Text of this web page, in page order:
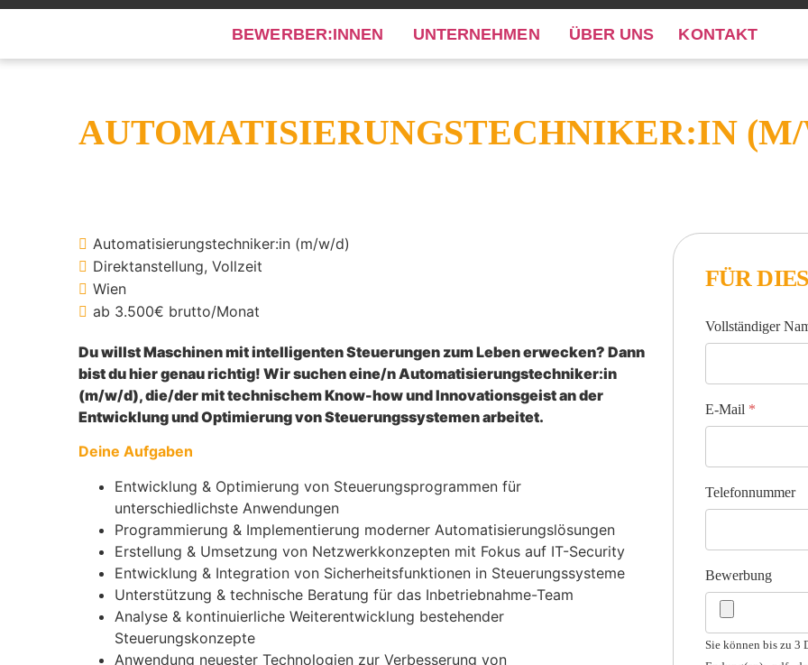
BEWERBER:INNEN UNTERNEHMEN ÜBER UNS KONTAKT
AUTOMATISIERUNGSTECHNIKER:IN
Automatisierungstechniker:in (m/w/d)
Direktanstellung Vollzeit
Wien
ab 3.500€ brutto/Monat
Du willst Maschinen mit intelligenten Steuerungen zum Leben erwecken? Dann
bist du hier genau richtig! Wir suchen eine/n Automatisierungstechniker:in
(m/w/d), die/der mit technischem Know-how und Innovationsgeist an der
Entwicklung und Optimierung von Steuerungssystemen arbeitet.
Deine Aufgaben
Entwicklung & Optimierung von Steuerungsprogrammen für
unterschiedlichste Anwendungen
Programmierung & Implementierung moderner Automatisierungslösungen
Erstellung & Umsetzung von Netzwerkkonzepten mit Fokus auf IT-Security
Entwicklung & Integration von Sicherheitsfunktionen in Steuerungssysteme
Unterstützung & technische Beratung für das Inbetriebnahme-Team
Analyse & kontinuierliche Weiterentwicklung bestehender
Steuerungskonzepte
Anwendung neuester Technologien zur Verbesserung von
FÜR
Vollständiger
E-Mail *
Telefonnummer
Bewerbung
Sie können bis zu 3